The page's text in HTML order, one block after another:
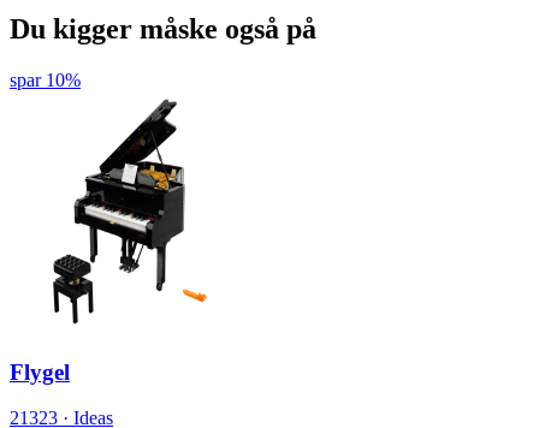
Du kigger måske også på
spar 10%
Flygel
21323 · Ideas